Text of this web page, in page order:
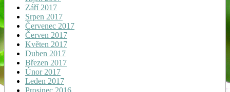
Září 2017
Srpen 2017
Červenec 2017
Červen 2017
Květen 2017
Duben 2017
Březen 2017
Únor 2017
Leden 2017
Prosinec 2016